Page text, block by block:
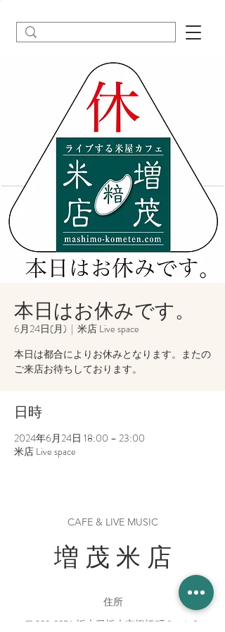
本日はお休みです。
6月24日(月)
  |
米店 Live space
本日は都合によりお休みとなります。またの
ご来店お待ちしております。
日時
2024年6月24日 18:00 – 23:00
米店 Live space
CAFE & LIVE MUSIC
増 茂 米 店
住所
〒328-0051 栃木県栃木市柳橋町２−１３